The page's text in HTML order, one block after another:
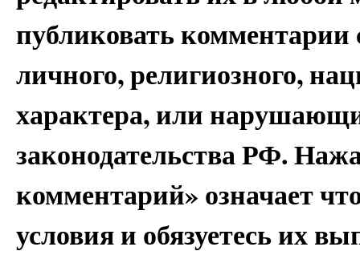
публиковать
личного, религиозного,
характера, или
законодательства РФ.
комментарий» означает
условия и обязуетесь их